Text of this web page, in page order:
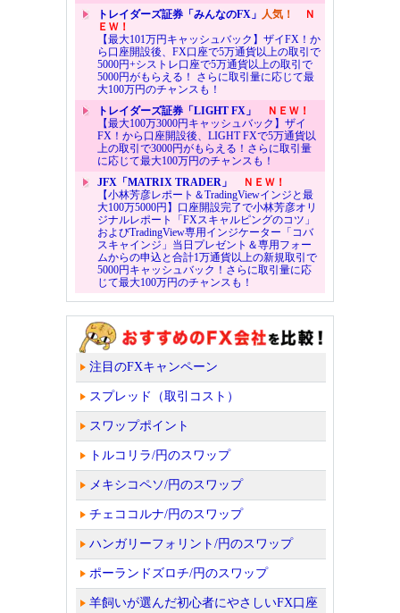
トレイダーズ証券「みんなのFX」 人気！
Ｎ
ＥＷ！
【最大101万円キャッシュバック】ザイFX！か
ら口座開設後、FX口座で5万通貨以上の取引で
5000円+シストレ口座で5万通貨以上の取引で
5000円がもらえる！ さらに取引量に応じて最
大100万円のチャンスも！
トレイダーズ証券「LIGHT FX」
ＮＥＷ！
【最大100万3000円キャッシュバック】ザイ
FX！から口座開設後、LIGHT FXで5万通貨以
上の取引で3000円がもらえる！さらに取引量
に応じて最大100万円のチャンスも！
JFX「MATRIX TRADER」
ＮＥＷ！
【小林芳彦レポート＆TradingViewインジと最
大100万5000円】口座開設完了で小林芳彦オリ
ジナルレポート「FXスキャルピングのコツ」
およびTradingView専用インジケーター「コバ
スキャインジ」当日プレゼント＆専用フォー
ムからの申込と合計1万通貨以上の新規取引で
5000円キャッシュバック！さらに取引量に応
じて最大100万円のチャンスも！
注目のFXキャンペーン
スプレッド（取引コスト）
スワップポイント
トルコリラ/円のスワップ
メキシコペソ/円のスワップ
チェココルナ/円のスワップ
ハンガリーフォリント/円のスワップ
ポーランドズロチ/円のスワップ
羊飼いが選んだ初心者にやさしいFX口座